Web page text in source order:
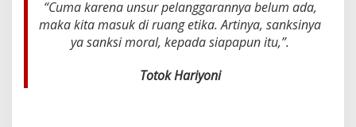
“Cuma karena unsur pelanggarannya belum ada,
maka kita masuk di ruang etika. Artinya, sanksinya
ya sanksi moral, kepada siapapun itu,”.
Totok Hariyoni